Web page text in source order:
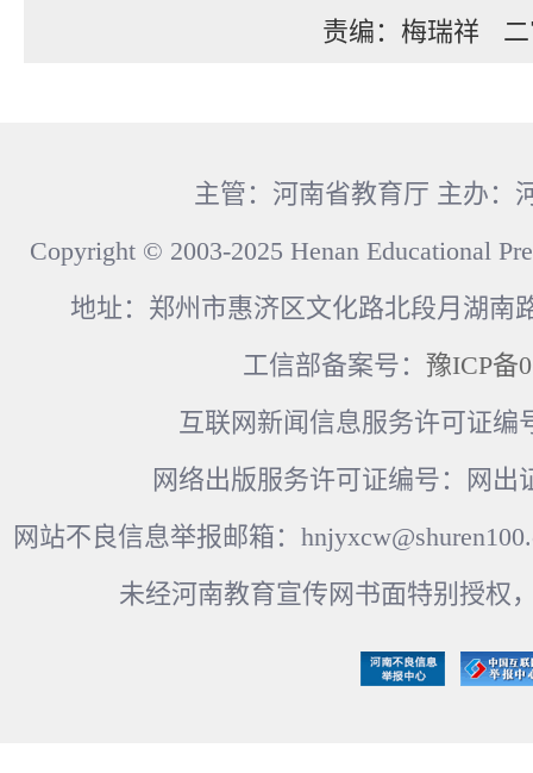
责编：梅瑞祥
主管：河南省教育厅 主办：
Copyright © 2003-2025 Henan Educational
地址：郑州市惠济区文化路北段月湖南
工信部备案号： 豫ICP备
互联网新闻信息服务许可证编
网络出版服务许可证编号：网出
网站不良信息举报邮箱：
未经河南教育宣传网书面特别授权